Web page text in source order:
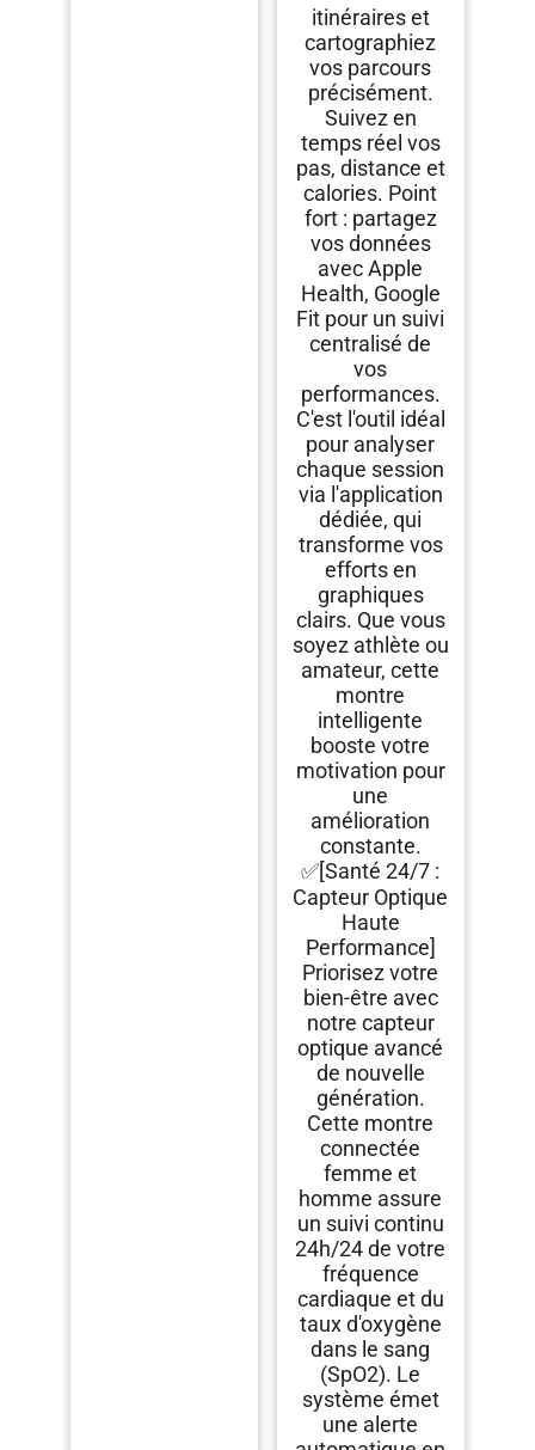
itinéraires et
cartographiez
vos parcours
précisément.
Suivez en
temps réel vos
pas, distance et
calories. Point
fort : partagez
vos données
avec Apple
Health, Google
Fit pour un suivi
centralisé de
vos
performances.
C'est l'outil idéal
pour analyser
chaque session
via l'application
dédiée, qui
transforme vos
efforts en
graphiques
clairs. Que vous
soyez athlète ou
amateur, cette
montre
intelligente
booste votre
motivation pour
une
amélioration
constante.
✅[Santé 24/7 :
Capteur Optique
Haute
Performance]
Priorisez votre
bien-être avec
notre capteur
optique avancé
de nouvelle
génération.
Cette montre
connectée
femme et
homme assure
un suivi continu
24h/24 de votre
fréquence
cardiaque et du
taux d'oxygène
dans le sang
(SpO2). Le
système émet
une alerte